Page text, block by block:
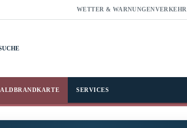
WETTER & WARNUNGENVERKEHR
SERVICES